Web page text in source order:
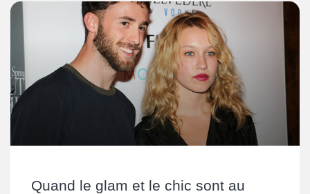
Quand le glam et le chic sont au